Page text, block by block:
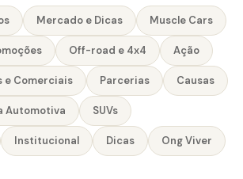
Mercado e Dicas Muscle Cars
Off-road e 4x4 Ação
e Comerciais Parcerias Causas
Automotiva SUVs
Institucional Dicas Ong Viver